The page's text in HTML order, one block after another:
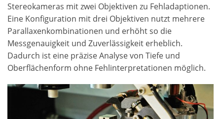
Stereokameras mit zwei Objektiven zu Fehladaptionen.
Eine Konfiguration mit drei Objektiven nutzt mehrere
Parallaxenkombinationen und erhöht so die
Messgenauigkeit und Zuverlässigkeit erheblich.
Dadurch ist eine präzise Analyse von Tiefe und
Oberflächenform ohne Fehlinterpretationen möglich.